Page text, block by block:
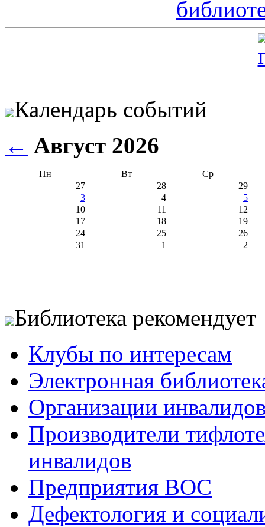
Календарь событий
← Август 2026
Пн Вт
Ср
27
28
29
3
4
5
10
11
12
17
18
19
24
25
26
31
1 2
Библиотека рекомендует
Клубы по интересам
Электронная
Организации
Производители
инвалидов
Предприятия ВОС
Дефектология и